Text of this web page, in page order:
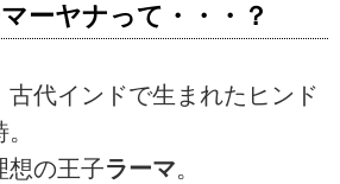
ーヤナ って・・・？
古代インドで生まれたヒンド
想の王子ラーマ。